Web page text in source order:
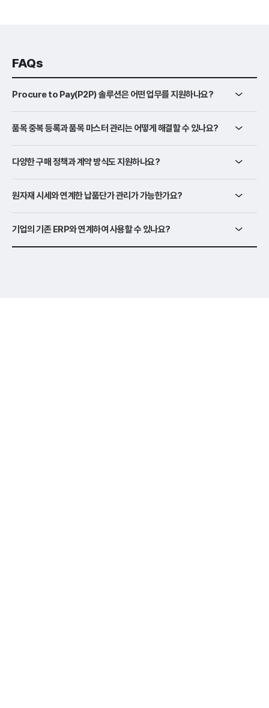
FAQs
Procure to Pay(P2P) 솔루션은 어떤 업무를 지원하나요?
품목 중복 등록과 품목 마스터 관리는 어떻게 해결할 수 있나요?
다양한 구매 정책과 계약 방식도 지원하나요?
원자재 시세와 연계한 납품단가 관리가 가능한가요?
기업의 기존 ERP와 연계하여 사용할 수 있나요?